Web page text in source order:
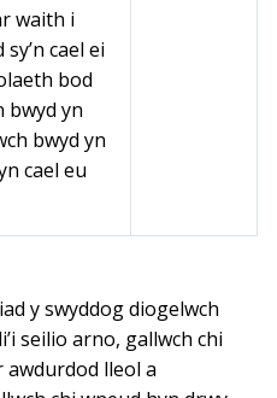
waith i
cael ei
bod
bwyd yn
bwyd yn
cael eu
y swyddog diogelwch
seilio arno, gallwch chi
lleol a